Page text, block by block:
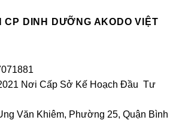
CP DINH DƯỠNG AKODO VIỆT
Nơi Cấp Sở Kế Hoạch Đầu Tư
Văn Khiêm, Phường 25, Quận Bình